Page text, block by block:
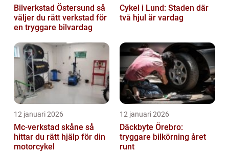
Bilverkstad Östersund så
väljer du rätt verkstad för
en tryggare bilvardag
Cykel i Lund: Staden där
två hjul är vardag
12 januari 2026
Mc-verkstad skåne så
hittar du rätt hjälp för din
motorcykel
12 januari 2026
Däckbyte Örebro:
tryggare bilkörning året
runt